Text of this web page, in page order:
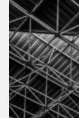
ENTRE
E receba